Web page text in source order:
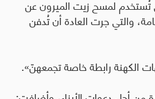
تُستخدم لمسح زيت الميرون عن
والتي جرت العادة أن تُدفن
الكهنة رابطة خاصة تجمعهنّ».